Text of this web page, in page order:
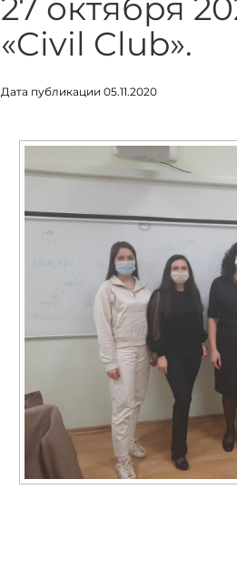
27 октября
«Civil Club».
Дата публикации 05.11.2020